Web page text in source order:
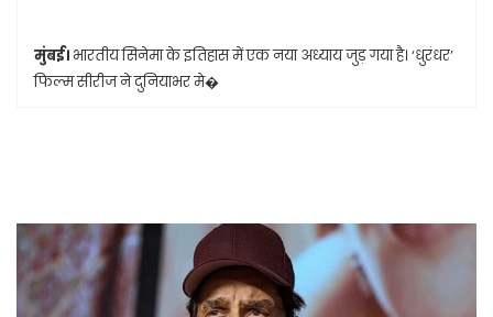
मुंबई। भारतीय सिनेमा के इतिहास में एक नया अध्याय जुड़ गया है। ‘धुरंधर’
फिल्म सीरीज ने दुनियाभर मे�